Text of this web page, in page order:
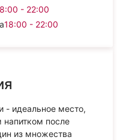
- 22:00
18:00 - 22:00
- идеальное место,
после
из множества